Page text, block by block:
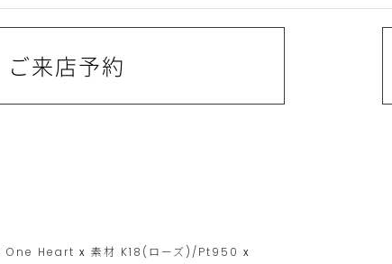
ご来店予約
One Heart x 素材 K18(ローズ)/Pt950 x